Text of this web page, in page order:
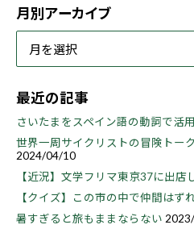
月別アーカイブ
最近の記事
さいたまをスペイン語の動詞で活
世界一周サイクリストの冒険トー
2024/04/10
【近況】文学フリマ東京37に出店
【クイズ】この市の中で仲間はず
暑すぎると旅もままならない